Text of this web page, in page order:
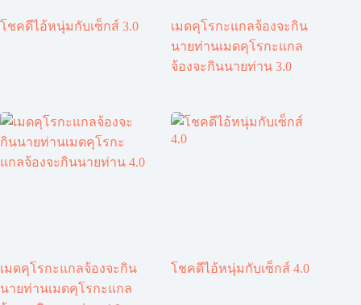
โชคดีไอ้หนุ่มกับเซ็กส์ 3.0
เมดคุโรกะแกลจ้องจะกิน
นายท่านเมดคุโรกะแกล
จ้องจะกินนายท่าน 3.0
เมดคุโรกะแกลจ้องจะกิน
นายท่านเมดคุโรกะแกล
โชคดีไอ้หนุ่มกับเซ็กส์ 4.0